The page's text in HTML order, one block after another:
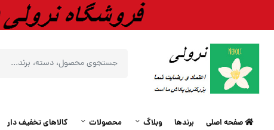
صفحه اصلی برندها وبلاگ محصولات کالاهای تخفیف دار